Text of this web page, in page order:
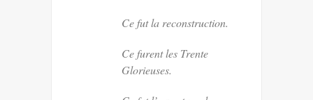
Ce fut la reconstruction.
Ce furent les Trente
Glorieuses.